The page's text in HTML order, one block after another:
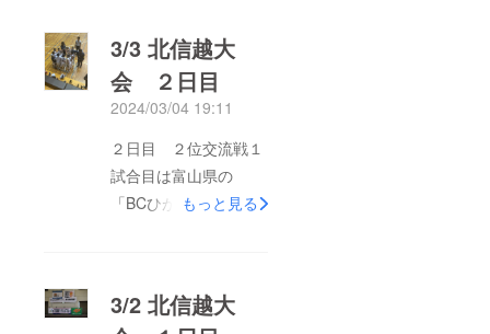
館で寝泊まりしまし
た。少しずつですが、
元に戻ってきていま
す。
3/3 北信越大
会 ２日目
2024/03/04 19:11
２日目 ２位交流戦１
試合目は富山県の
「BCひがしイーグル
り、七尾市中島町まで
もっと見る
3/2 北信越大